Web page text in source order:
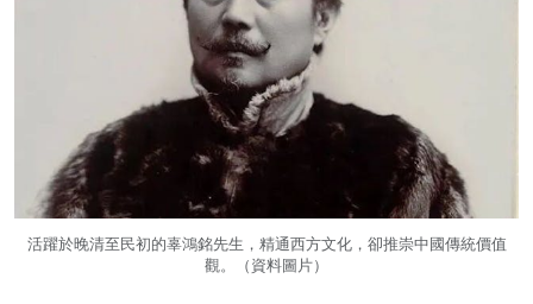
活躍於晚清至民初的辜鴻銘先生，精通西方文化，卻推崇中國傳統價值
觀。（資料圖片）